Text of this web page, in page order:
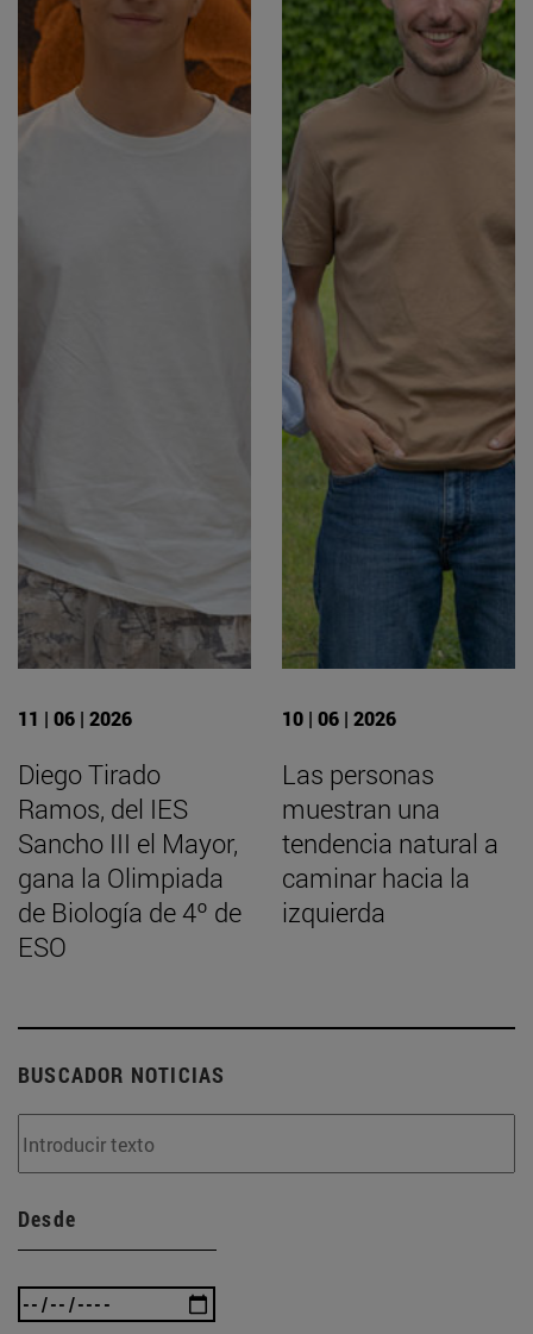
11 | 06 | 2026
Diego Tirado
Ramos, del IES
Sancho III el Mayor,
gana la Olimpiada
de Biología de 4º de
ESO
10 | 06 | 2026
Las personas
muestran una
tendencia natural a
caminar hacia la
izquierda
BUSCADOR NOTICIAS
Desde